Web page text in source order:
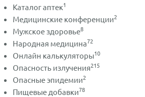
Каталог аптек1
Медицинские конференции2
Мужское здоровье8
Народная медицина72
Онлайн калькуляторы10
Опасность излучения215
Опасные эпидемии2
Пищевые добавки78